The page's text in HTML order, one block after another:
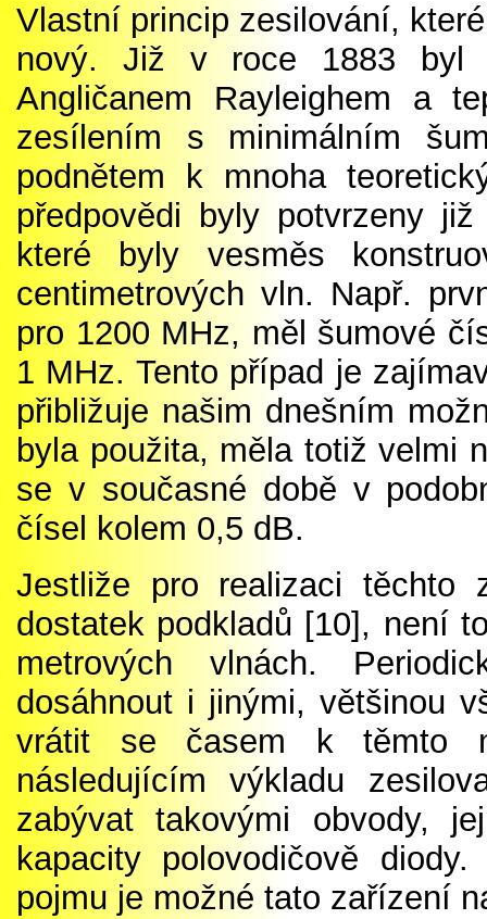
Vlastní princip zesilování,
nový. Již v roce 1883 byl
Angličanem Rayleighem a
zesílením s minimálním
podnětem k mnoha
předpovědi byly potvrzeny
které byly vesměs
centimetrových vln. Např.
pro 1200 MHz, měl šumové
1 MHz. Tento případ je
přibližuje našim dnešním
byla použita, měla totiž velmi
se v současné době v
čísel kolem 0,5 dB.
Jestliže pro realizaci
dostatek podkladů [10], není
metrových vlnách.
dosáhnout i jinými, většinou
vrátit se časem k těmto
následujícím výkladu
zabývat takovými obvody,
kapacity polovodičově
pojmu je možné tato zařízení